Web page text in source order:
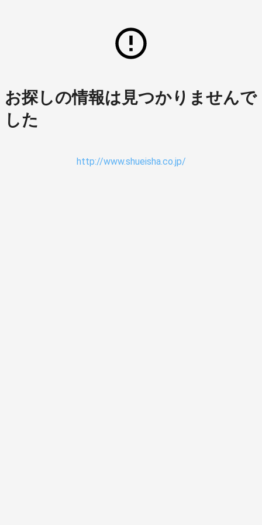
お探しの情報は見つかりませんで
した
http://www.shueisha.co.jp/